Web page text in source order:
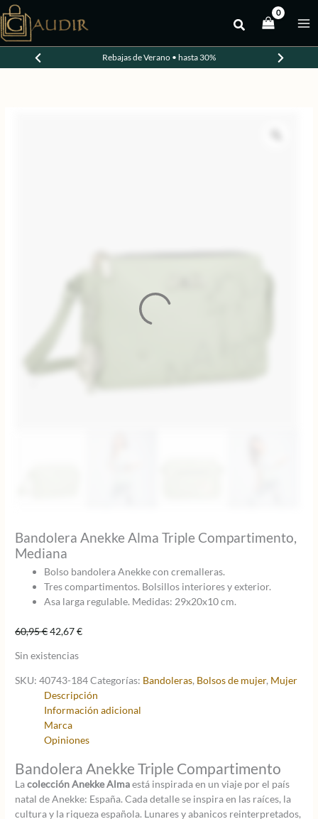
al
contenido
Rebajas de Verano • hasta 30%
-30%
Bandolera Anekke Alma Triple Compartimento,
Mediana
Bolso bandolera Anekke con cremalleras.
Tres compartimentos. Bolsillos interiores y exterior.
Asa larga regulable. Medidas: 29x20x10 cm.
60,95€El
original
era:
60,95 €.
42,67€El
es:
42,67 €.
Sin existencias
SKU:40743-184Categorías: Bandoleras, Bolsos de mujer, Mujer
Descripción
Información adicional
Marca
Opiniones
Bandolera Anekke Triple Compartimento
Lacolección Anekke Almaestá inspirada en un viaje por el país
natal de Anekke: España. Cada detalle se inspira en las raíces, la
cultura y la riqueza española. Lunares y abanicos reinterpretados,